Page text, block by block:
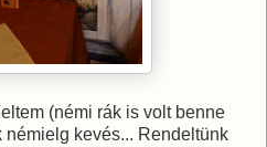
(némi rák is volt benne
némielg kevés... Rendeltünk